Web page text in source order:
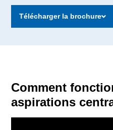
Télécharger la brochure
Comment
aspirations